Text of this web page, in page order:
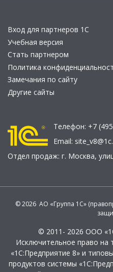
Вход для партнеров 1С
Учебная версия
Стать партнером
Политика
Замечания по сайту
Другие сайты
Телефон: +7
Email:
Отдел продаж: г. Москва,
© 2026 АО «Группа 1С»
© 2011- 2026 ООО
Исключительное право на
«1С:Предприятие 8» и
продуктов системы